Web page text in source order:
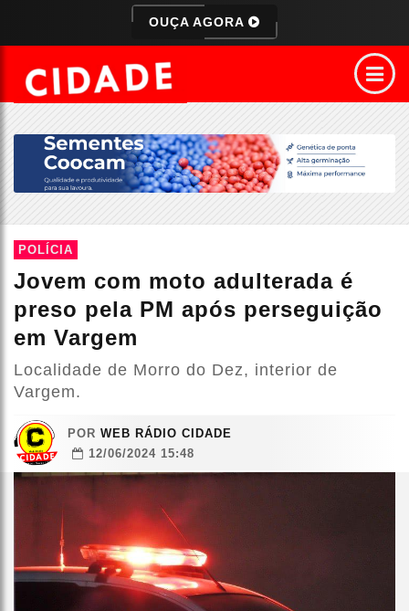
OUÇA AGORA
POLÍCIA
Jovem com moto adulterada é
preso pela PM após perseguição
em Vargem
Localidade de Morro do Dez, interior de
Vargem.
POR WEB RÁDIO CIDADE
12/06/2024 15:48